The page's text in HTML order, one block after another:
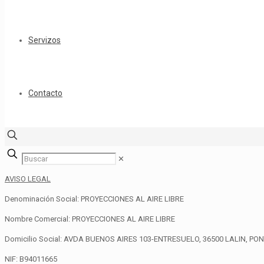
Servizos
Contacto
✕
AVISO LEGAL
Denominación Social: PROYECCIONES AL AIRE LIBRE
Nombre Comercial: PROYECCIONES AL AIRE LIBRE
Domicilio Social: AVDA BUENOS AIRES 103-ENTRESUELO, 36500 LALIN,
NIF: B94011665